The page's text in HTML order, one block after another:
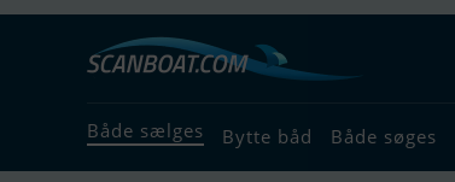
Både sælges Bytte båd Både søges